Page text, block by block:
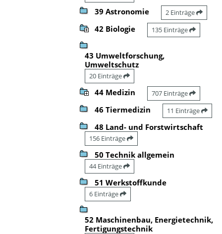
39 Astronomie 2 Einträge
42 Biologie 135 Einträge
43 Umweltforschung,
Umweltschutz
20 Einträge
44 Medizin 707 Einträge
46 Tiermedizin 11 Einträge
48 Land- und Forstwirtschaft
156 Einträge
50 Technik allgemein
44 Einträge
51 Werkstoffkunde
6 Einträge
52 Maschinenbau, Energietechnik,
Fertigungstechnik